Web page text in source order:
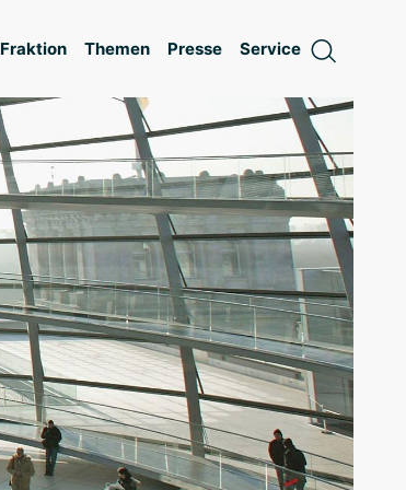
Fraktion Themen Presse Service